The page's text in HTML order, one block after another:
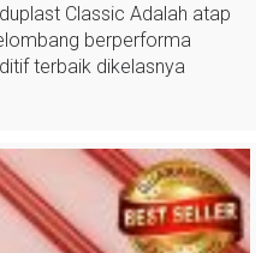
Classic Adalah atap
berperforma
terbaik dikelasnya